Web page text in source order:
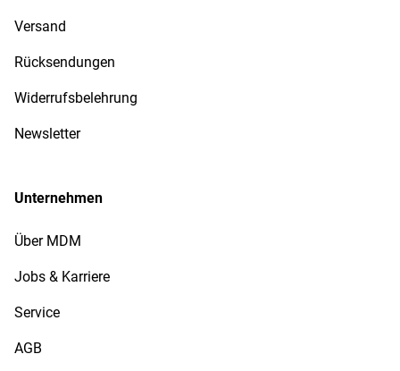
Versand
Rücksendungen
Widerrufsbelehrung
Newsletter
Unternehmen
Über MDM
Jobs & Karriere
Service
AGB